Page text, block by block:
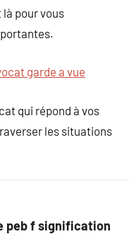
pour vous
garde a vue
qui répond à vos
les situations
peb f signification